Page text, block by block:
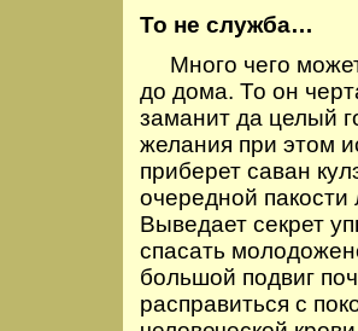
То не служба…
Много чего
до дома. То он
заманит да целый
желания при этом
приберет саван
очередной
Выведает секрет
спасать
большой подвиг
расправиться с